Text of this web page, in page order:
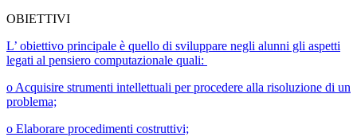
OBIETTIVI
L’ obiettivo principale è quello di sviluppare negli alunni gli aspetti
legati al pensiero computazionale quali:
o Acquisire strumenti intellettuali per procedere alla risoluzione di un
problema;
o Elaborare procedimenti costruttivi;